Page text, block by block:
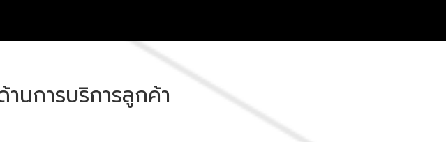
นการบริการลูกค้า